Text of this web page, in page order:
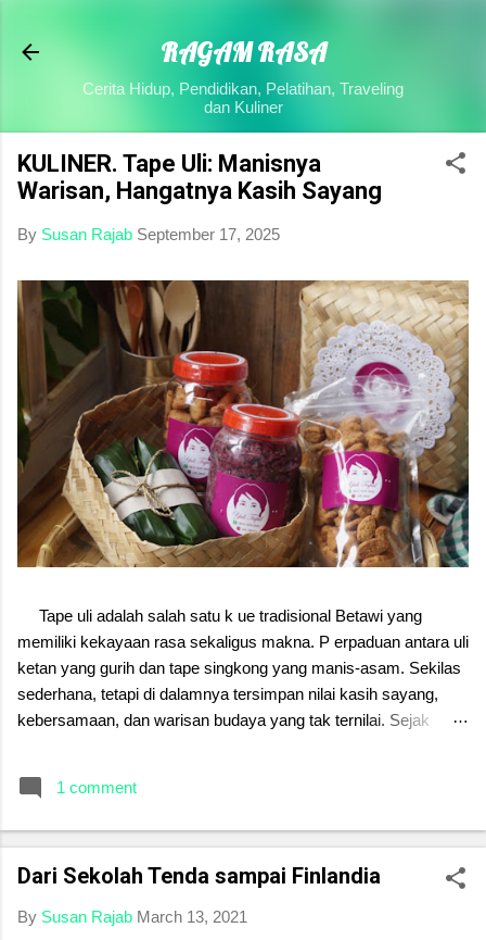
RAGAM RASA
Cerita Hidup, Pendidikan, Pelatihan, Traveling
dan Kuliner
KULINER. Tape Uli: Manisnya
Warisan, Hangatnya Kasih Sayang
By Susan Rajab September 17, 2025
Tape uli adalah salah satu k ue tradisional Betawi yang
memiliki kekayaan rasa sekaligus makna. P erpaduan antara uli
ketan yang gurih dan tape singkong yang manis-asam. Sekilas
sederhana, tetapi di dalamnya tersimpan nilai kasih sayang,
kebersamaan, dan warisan budaya yang tak ternilai. Sejak
pembuatannya mengajarkan kesabaran, ketelitian, sekaligus
gempuran makanan modern, menjaga tape uli berarti menjaga
jati diri. Melestarikan kue tradisional ini bukan sekadar
menghargai leluhur, serta menanamkan kebanggaan budaya
1 comment
Dari Sekolah Tenda sampai Finlandia
By Susan Rajab March 13, 2021